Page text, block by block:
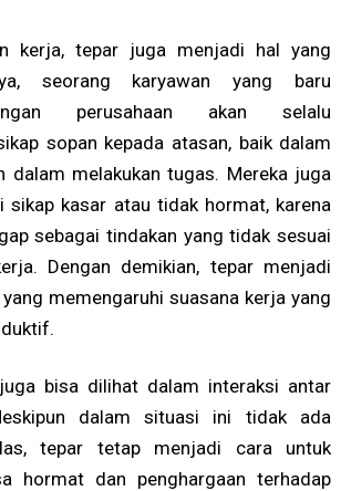
kerja, tepar juga menjadi hal yang
seorang karyawan yang baru
perusahaan akan selalu
sopan kepada atasan, baik dalam
dalam melakukan tugas. Mereka juga
sikap kasar atau tidak hormat, karena
sebagai tindakan yang tidak sesuai
Dengan demikian, tepar menjadi
memengaruhi suasana kerja yang
bisa dilihat dalam interaksi antar
dalam situasi ini tidak ada
tepar tetap menjadi cara untuk
hormat dan penghargaan terhadap